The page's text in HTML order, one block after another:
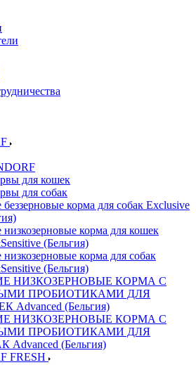
для кошек
для собак
корма для собак Exclusive
корма для кошек
(Бельгия)
корма для собак
(Бельгия)
НИЗКОЗЕРНОВЫЕ КОРМА С
ПРОБИОТИКАМИ ДЛЯ
Advanced (Бельгия)
НИЗКОЗЕРНОВЫЕ КОРМА С
ПРОБИОТИКАМИ ДЛЯ
Advanced (Бельгия)
FRESH